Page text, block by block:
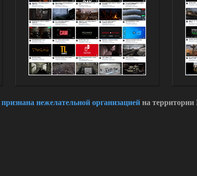
признана нежелательной организациейна